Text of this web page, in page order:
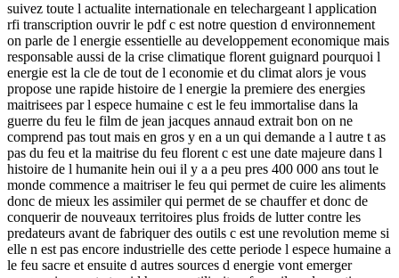
suivez toute l actualite internationale en telechargeant l application
rfi transcription ouvrir le pdf c est notre question d environnement
on parle de l energie essentielle au developpement economique mais
responsable aussi de la crise climatique florent guignard pourquoi l
energie est la cle de tout de l economie et du climat alors je vous
propose une rapide histoire de l energie la premiere des energies
maitrisees par l espece humaine c est le feu immortalise dans la
guerre du feu le film de jean jacques annaud extrait bon on ne
comprend pas tout mais en gros y en a un qui demande a l autre t as
pas du feu et la maitrise du feu florent c est une date majeure dans l
histoire de l humanite hein oui il y a a peu pres 400 000 ans tout le
monde commence a maitriser le feu qui permet de cuire les aliments
donc de mieux les assimiler qui permet de se chauffer et donc de
conquerir de nouveaux territoires plus froids de lutter contre les
predateurs avant de fabriquer des outils c est une revolution meme si
elle n est pas encore industrielle des cette periode l espece humaine a
le feu sacre et ensuite d autres sources d energie vont emerger